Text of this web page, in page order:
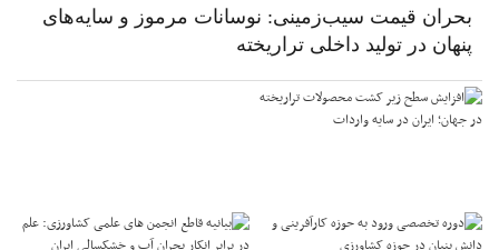
بحران قیمت سیب‌زمینی: نوسانات مرموز و سایه‌های
پنهان در تولید داخلی تراریخته